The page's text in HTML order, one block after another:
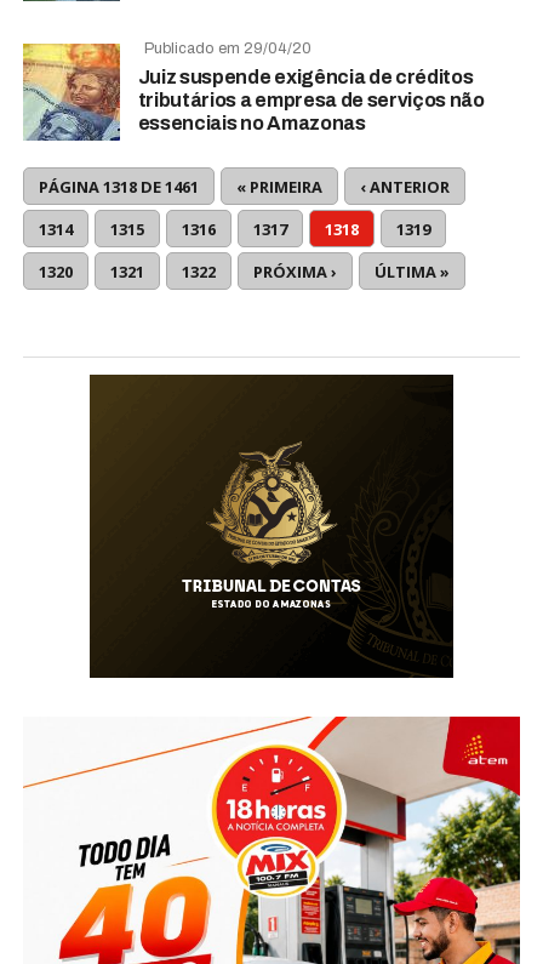
Publicado em 29/04/20
Juiz suspende exigência de créditos
tributários a empresa de serviços não
essenciais no Amazonas
PÁGINA 1318 DE 1461 « PRIMEIRA
‹ ANTERIOR
1314
1315 1316 1317 1318
1319
1320
1321 1322 PRÓXIMA › ÚLTIMA »